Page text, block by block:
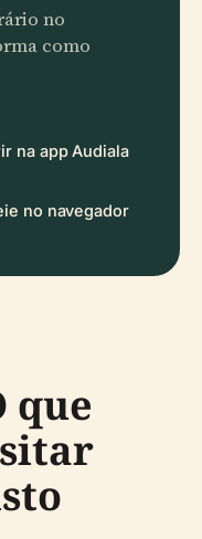
no
como
na app Audiala
no navegador
que